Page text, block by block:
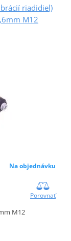
riadidiel)
M12
Na objednávku
Porovnať
M12